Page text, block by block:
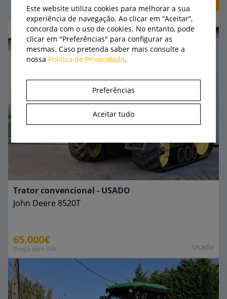
Usado
Trator convencional - USADO
John Deere 8520T
65.000€
Preço sem IVA
Este website utiliza cookies para melhorar a sua
experiência de navegação. Ao clicar em “Aceitar”,
concorda com o uso de cookies. No entanto, pode
clicar em "Preferências" para configurar as
mesmas. Caso pretenda saber mais consulte a
nossa Política de Privacidade.
Preferências
Aceitar tudo